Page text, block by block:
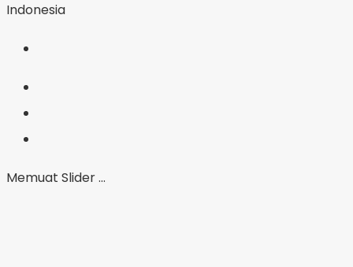
Indonesia
Memuat Slider ...